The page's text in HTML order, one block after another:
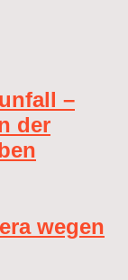
–
der
wegen